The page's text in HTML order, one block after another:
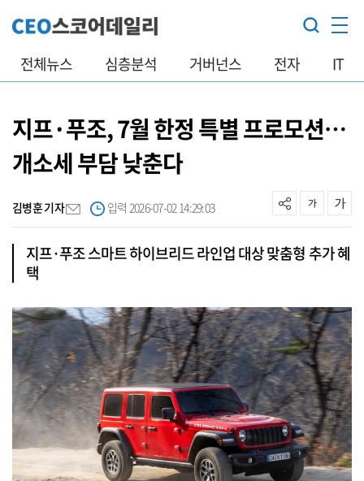
전체뉴스 심층분석 거버넌스 전자 IT
지프·푸조, 7월 한정 특별 프로모션…
개소세 부담 낮춘다
김병훈 기자 입력 2026-07-02 14:29:03
지프·푸조 스마트 하이브리드 라인업 대상 맞춤형 추가 혜
택